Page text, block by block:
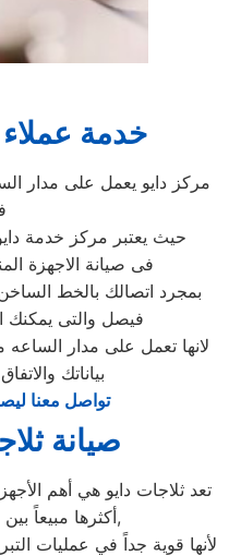
خدمة
مركز دايو يعمل على مدار
حيث يعتبر مركز خدمة
فى صيانة الاجهزة
بمجرد اتصالك بالخط
فيصل والتى
لانها تعمل على مدار
بياناتك
تواصل معنا
صيانة
تعد ثلاجات دايو هي أهم
أكثرها مبيعاً بين بقية المنتجات الأخرى,
لأنها قوية جداً في عمليات